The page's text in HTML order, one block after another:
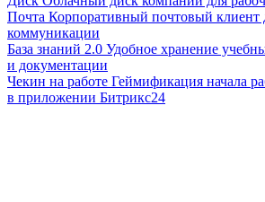
Почта Корпоративный почтовый клиент
коммуникации
База знаний 2.0 Удобное хранение
и документации
Чекин на работе Геймификация начала
в приложении Битрикс24